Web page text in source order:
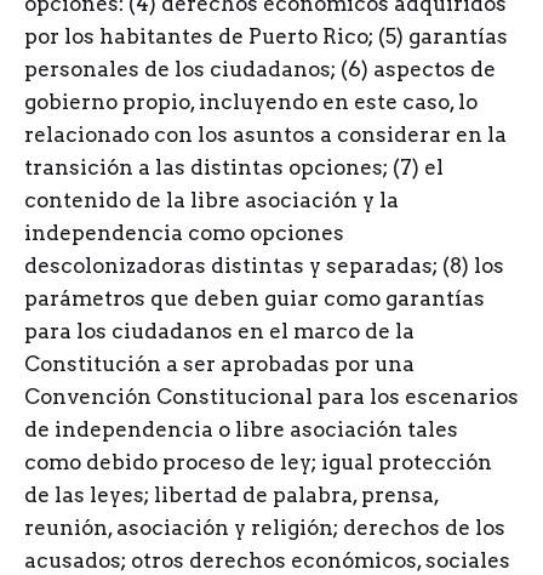
por los habitantes de Puerto Rico; (5) garantías
personales de los ciudadanos; (6) aspectos de
gobierno propio, incluyendo en este caso, lo
relacionado con los asuntos a considerar en la
transición a las distintas opciones; (7) el
contenido de la libre asociación y la
independencia como opciones
descolonizadoras distintas y separadas; (8) los
parámetros que deben guiar como garantías
para los ciudadanos en el marco de la
Constitución a ser aprobadas por una
Convención Constitucional para los escenarios
de independencia o libre asociación tales
como debido proceso de ley; igual protección
de las leyes; libertad de palabra, prensa,
reunión, asociación y religión; derechos de los
acusados; otros derechos económicos, sociales